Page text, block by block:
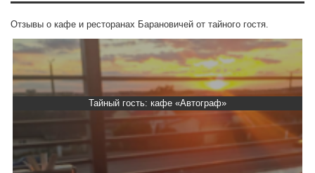
Отзывы о кафе и ресторанах Барановичей от тайного гостя.
Тайный гость: кафе «Автограф»